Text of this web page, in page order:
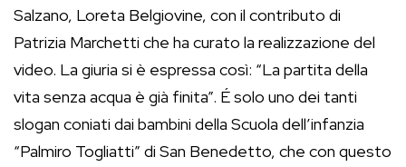
Salzano, Loreta Belgiovine, con il contributo di
Patrizia Marchetti che ha curato la realizzazione del
video. La giuria si è espressa così: “La partita della
vita senza acqua è già finita”. É solo uno dei tanti
slogan coniati dai bambini della Scuola dell’infanzia
“Palmiro Togliatti” di San Benedetto, che con questo